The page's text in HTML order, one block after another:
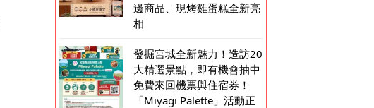
邊商品、現烤雞蛋糕全新亮
相
發掘宮城全新魅力！造訪20
大精選景點，即有機會抽中
免費來回機票與住宿券！
「Miyagi Palette」活動正